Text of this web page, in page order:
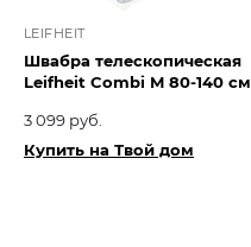
LEIFHEIT
Швабра телескопическая
Leifheit Combi M 80-140 см
3 099 руб.
Купить на Твой дом